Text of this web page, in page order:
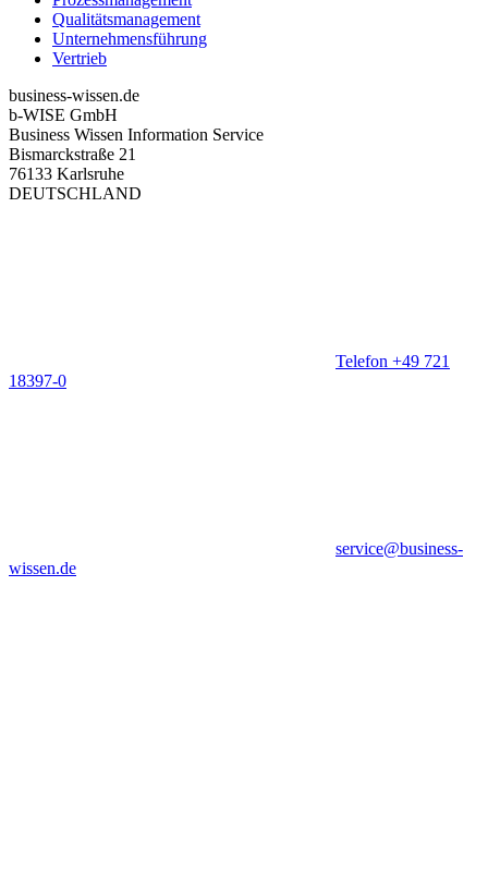
Qualitätsmanagement
Unternehmensführung
Vertrieb
business-wissen.de
b-WISE GmbH
Business Wissen Information Service
Bismarckstraße 21
76133 Karlsruhe
DEUTSCHLAND
Telefon +49 721
18397-0
service@business-
wissen.de